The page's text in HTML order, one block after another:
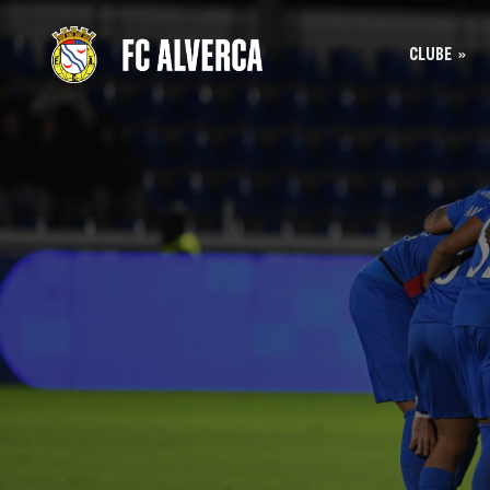
CLUBE
Acreditação